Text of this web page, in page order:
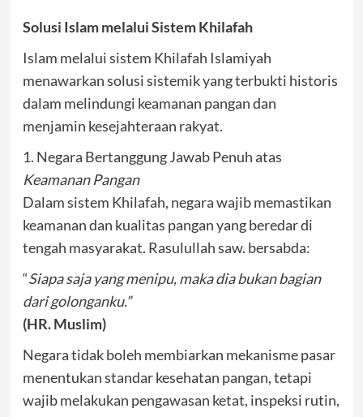
Solusi Islam melalui Sistem Khilafah
Islam melalui sistem Khilafah Islamiyah
menawarkan solusi sistemik yang terbukti historis
dalam melindungi keamanan pangan dan
menjamin kesejahteraan rakyat.
1. Negara Bertanggung Jawab Penuh atas
Keamanan Pangan
Dalam sistem Khilafah, negara wajib memastikan
keamanan dan kualitas pangan yang beredar di
tengah masyarakat. Rasulullah saw. bersabda:
“Siapa saja yang menipu, maka dia bukan bagian
dari golonganku.”
(HR. Muslim)
Negara tidak boleh membiarkan mekanisme pasar
menentukan standar kesehatan pangan, tetapi
wajib melakukan pengawasan ketat, inspeksi rutin,